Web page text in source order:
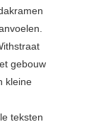
gebouw
kleine
teksten